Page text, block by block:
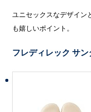
ユニセックスなデザイン
も嬉しいポイント。
フレディレック サン